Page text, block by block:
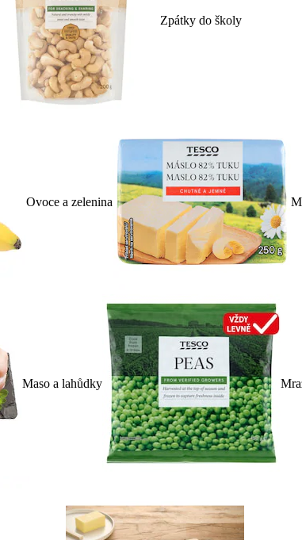
Zpátky do školy
Ovoce a zelenina
Maso a lahůdky